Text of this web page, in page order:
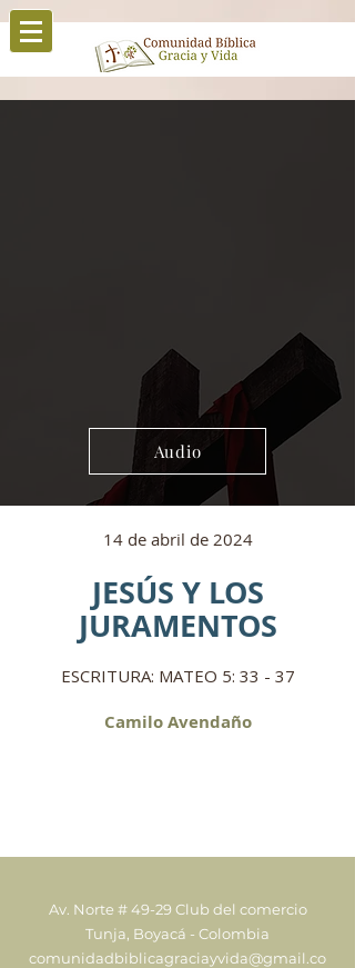
Audio
14 de abril de 2024
JESÚS Y LOS
JURAMENTOS
ESCRITURA: MATEO 5: 33 - 37
Camilo Avendaño
Av. Norte # 49-29 Club del comercio
Tunja, Boyacá - Colombia
comunidadbiblicagraciayvida@gmail.co